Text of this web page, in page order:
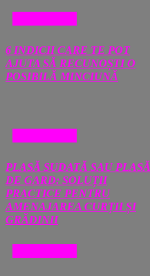
6 INDICII CARE TE POT
AJUTA SĂ RECUNOȘTI O
POSIBILĂ MINCIUNĂ
PLASĂ SUDATĂ SAU PLASĂ
DE GARD: SOLUȚII
PRACTICE PENTRU
AMENAJAREA CURȚII ȘI
GRĂDINII